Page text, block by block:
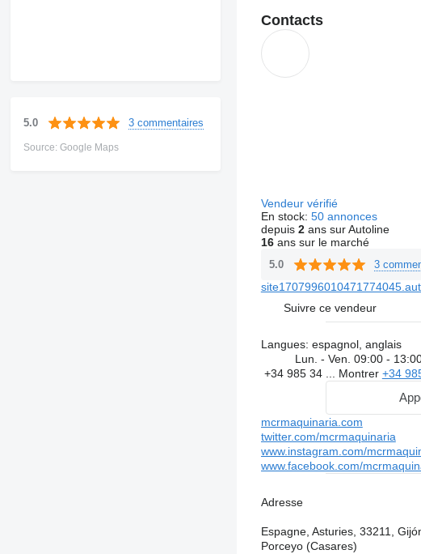
5.0 3 commentaires
Source: Google Maps
Contacts
Vendeur vérifié
En stock: 50 annonces
depuis 2ans sur Autoline
16ans sur le marché
5.0 3
Suivre ce vendeur
Langues: espagnol, anglais
Lun. - Ven. 09:00 -
+34 985 34 ... Montrer +34
mcrmaquinaria.com
twitter.com/mcrmaquinaria
www.instagram.com/
www.facebook.com/
Adresse
Espagne, Asturies, 33211,
Porceyo (Casares)